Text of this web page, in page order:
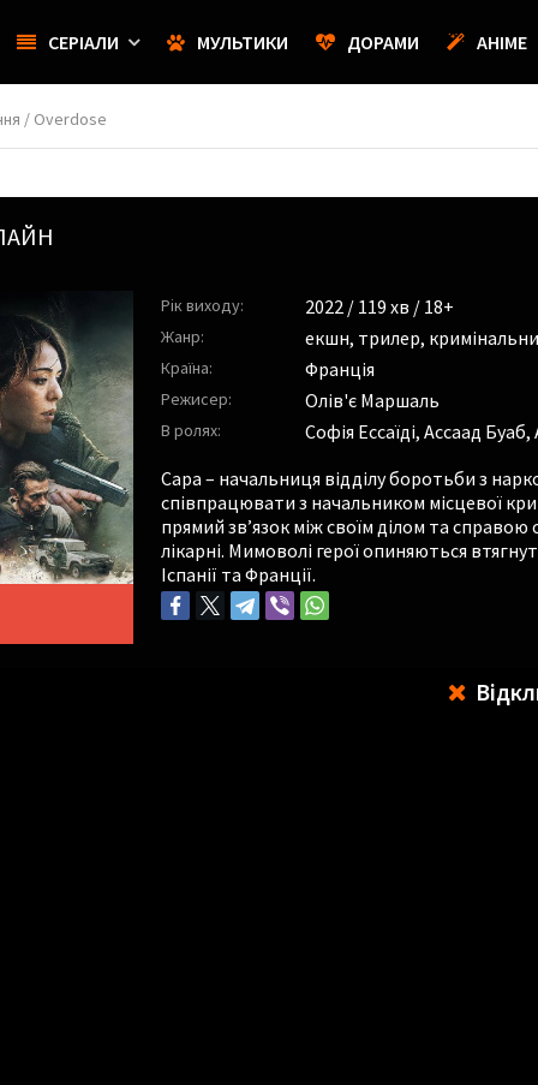
СЕРІАЛИ МУЛЬТИКИ ДОРАМИ АНІМЕ
/ Overdose
Рік виходу: 2022/ 119 хв / 18+
Жанр: екшн, трилер,
Країна: Франція
Режисер: Олів'є Маршаль
В ролях: Софія Ессаїді, Ассаад Буаб,
Сара – начальниця відділу боротьби з
співпрацювати з начальником місцевої
прямий зв’язок між своїм ділом та справою
лікарні. Мимоволі герої опиняються
Іспанії та Франції.